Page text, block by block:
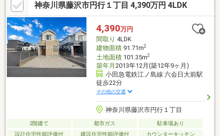
神奈川県藤沢市円行１丁目 4,390万円 4LDK
4,390万円
間取り 4LDK
建物面積91.71m2
土地面積101.35m2
築年月 2013年12月(築12年9ヶ月)
小田急電鉄江ノ島線 六会日大前駅
徒歩22分
その他の交通
神奈川県藤沢市円行１丁目
2階建て 都市ガス
駐車場あり
設計住宅性能評価付
建設住宅性能評価付 カウンターキッチン